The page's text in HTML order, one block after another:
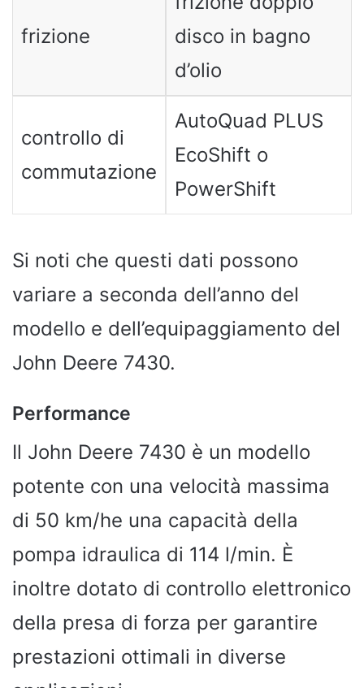
frizione
disco in bagno
d’olio
controllo di
commutazione
AutoQuad PLUS
EcoShift o
PowerShift
Si noti che questi dati possono
variare a seconda dell’anno del
modello e dell’equipaggiamento del
John Deere 7430.
Performance
Il John Deere 7430 è un modello
potente con una velocità massima
di 50 km/he una capacità della
pompa idraulica di 114 l/min. È
inoltre dotato di controllo elettronico
della presa di forza per garantire
prestazioni ottimali in diverse